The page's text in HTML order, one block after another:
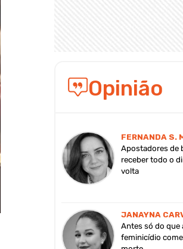
Opinião
FERNANDA S.
Apostadores de
receber todo o
volta
JANAYNA
Antes só do que
feminicídio